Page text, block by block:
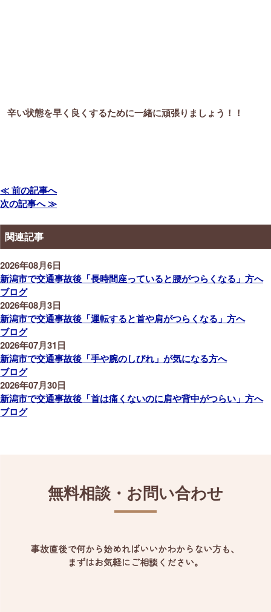
辛い状態を早く良くするために一緒に頑張りましょう！！
≪ 前の記事へ
次の記事へ ≫
関連記事
2026年08月6日
新潟市で交通事故後「長時間座っていると腰がつらくなる」方へ
ブログ
2026年08月3日
新潟市で交通事故後「運転すると首や肩がつらくなる」方へ
ブログ
2026年07月31日
新潟市で交通事故後「手や腕のしびれ」が気になる方へ
ブログ
2026年07月30日
新潟市で交通事故後「首は痛くないのに肩や背中がつらい」方へ
ブログ
無料相談・お問い合わせ
事故直後で何から始めればいいかわからない方も、
まずはお気軽にご相談ください。